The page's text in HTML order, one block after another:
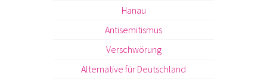
Hanau
Antisemitismus
Verschwörung
Alternative für Deutschland